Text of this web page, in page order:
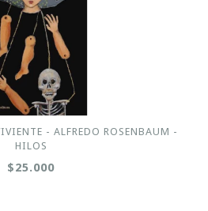
- ALFREDO ROSENBAUM -
HILOS
$25.000